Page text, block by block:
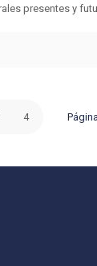
presentes y
4